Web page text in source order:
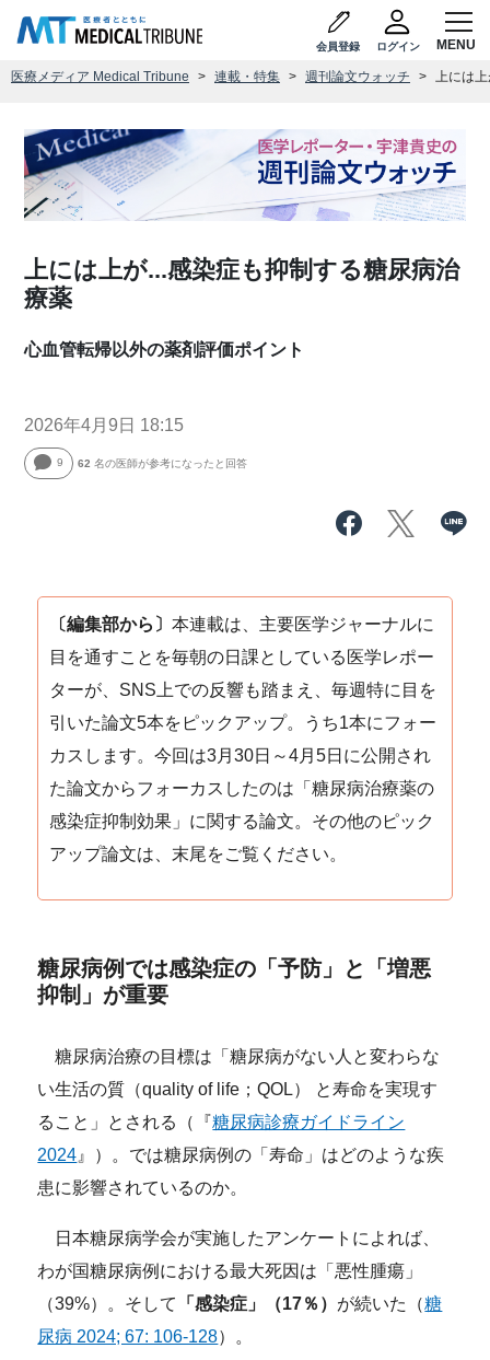
会員登録 ログイン
医療メディア Medical Tribune 連載・特集 週刊論文ウォッチ 上には
上には上が...感染症も抑制する糖尿病治
療薬
心血管転帰以外の薬剤評価ポイント
2026年4月9日 18:15
9 62 名の医師が参考になったと回答
〔編集部から〕本連載は、主要医学ジャーナルに
目を通すことを毎朝の日課としている医学レポー
ターが、SNS上での反響も踏まえ、毎週特に目を
引いた論文5本をピックアップ。うち1本にフォー
カスします。今回は3月30日～4月5日に公開され
た論文からフォーカスしたのは「糖尿病治療薬の
感染症抑制効果」に関する論文。その他のピック
アップ論文は、末尾をご覧ください。
糖尿病例では感染症の「予防」と「増悪
抑制」が重要
糖尿病治療の目標は「糖尿病がない人と変わらな
い生活の質（quality of life；QOL） と寿命を実現す
ること」とされる（『糖尿病診療ガイドライン
2024 』）。では糖尿病例の「寿命」はどのような疾
患に影響されているのか。
日本糖尿病学会が実施したアンケートによれば、
わが国糖尿病例における最大死因は「悪性腫瘍」
（39%）。そして
「感染症」（17％） が続いた（糖
尿病 2024; 67: 106-128）。